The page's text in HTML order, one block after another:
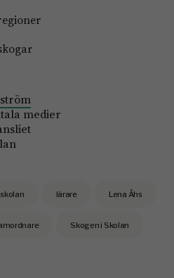
medier
lärare Lena Åhs
Skogen i Skolan